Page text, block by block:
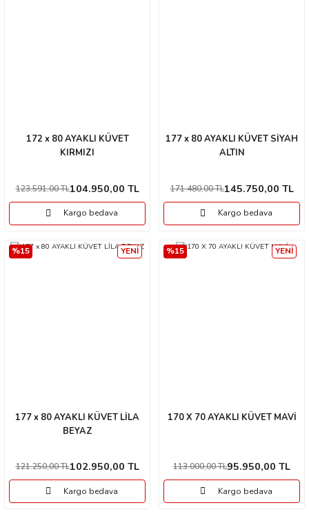
172 x 80 AYAKLI KÜVET
KIRMIZI
123.591,00 TL104.950,00 TL
Kargo bedava
177 x 80 AYAKLI KÜVET SİYAH
ALTIN
171.480,00 TL145.750,00 TL
Kargo bedava
%15 YENİ
177 x 80 AYAKLI KÜVET LİLA
BEYAZ
121.250,00 TL102.950,00 TL
Kargo bedava
%15 YENİ
170 X 70 AYAKLI KÜVET MAVİ
113.000,00 TL95.950,00 TL
Kargo bedava